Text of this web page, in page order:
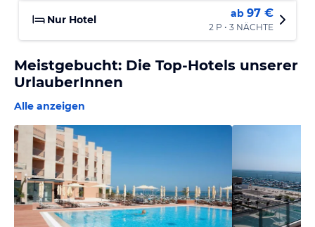
Nur Hotel ab 97 €
2 P • 3 NÄCHTE
Meistgebucht: Die Top-Hotels unserer
UrlauberInnen
Alle anzeigen